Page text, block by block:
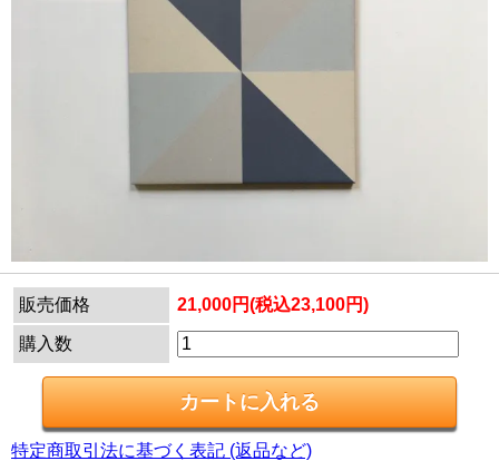
販売価格 21,000円(税込23,100円)
購入数
特定商取引法に基づく表記 (返品など)